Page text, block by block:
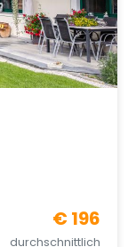
€ 196
durchschnittlich